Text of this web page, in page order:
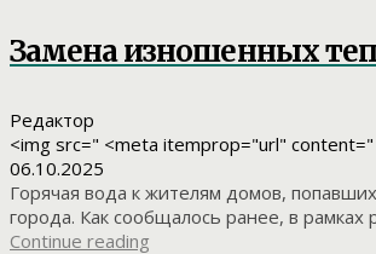
Замена изношенных
Редактор
<img src=" <meta itemprop="url" content="
06.10.2025
Горячая вода к жителям домов,
города. Как сообщалось ранее, в
Continue reading